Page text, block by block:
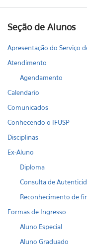
Seção de Alunos
Apresentação do Serviço
Atendimento
Agendamento
Calendario
Comunicados
Conhecendo o IFUSP
Disciplinas
Ex-Aluno
Diploma
Consulta de
Reconhecimento de
Formas de Ingresso
Aluno Especial
Aluno Graduado